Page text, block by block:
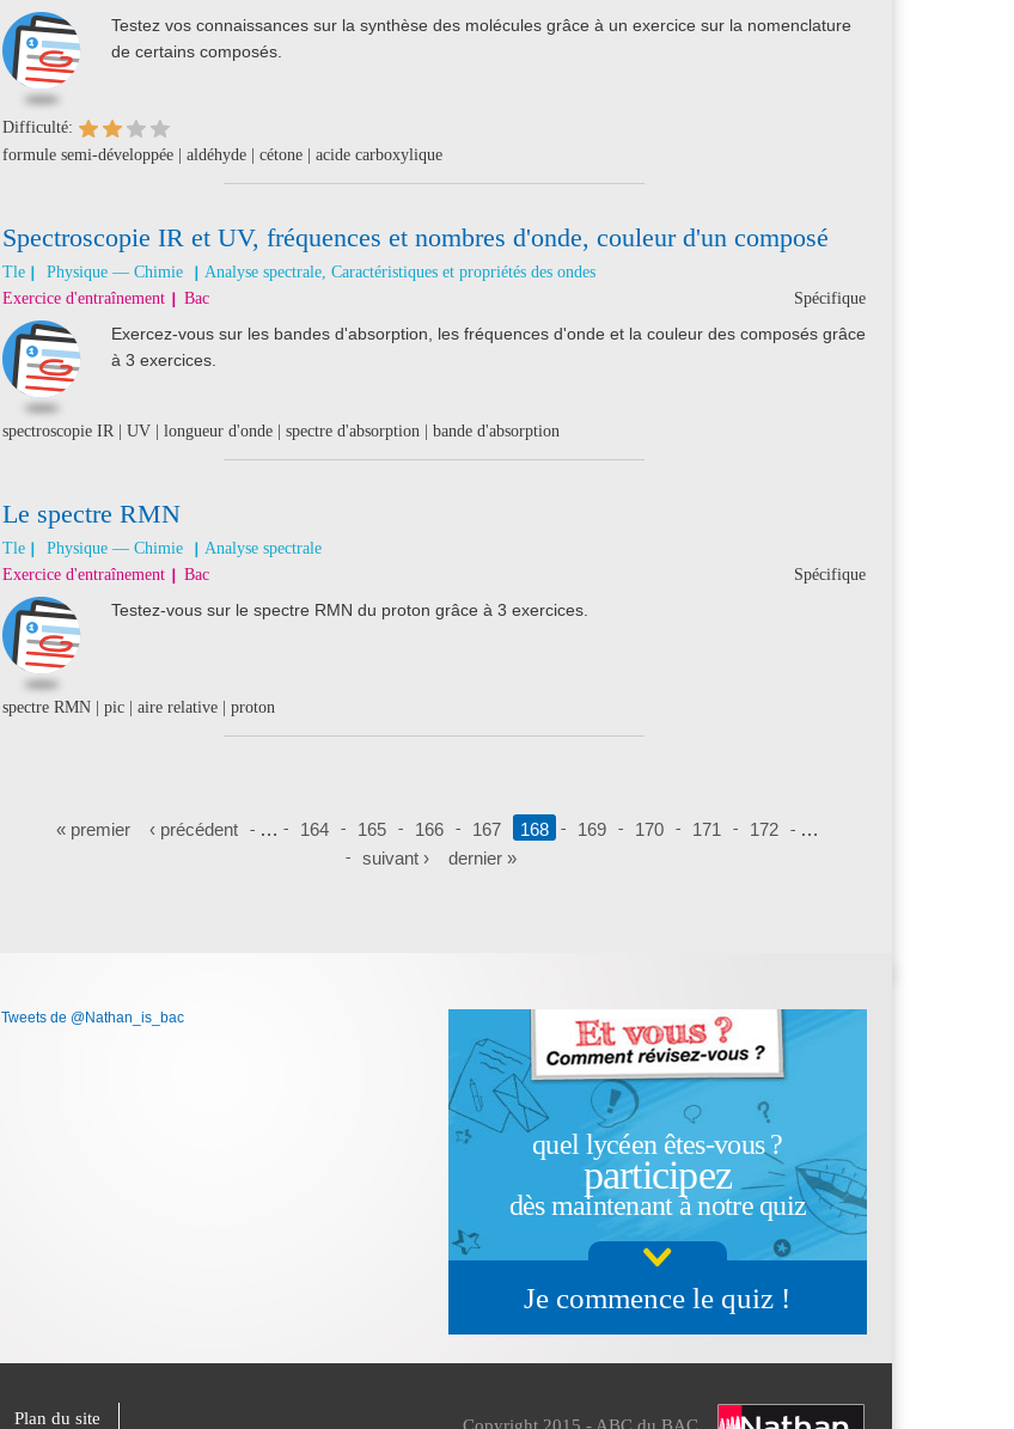
Testez vos connaissances sur la synthèse des molécules grâce à un exercice sur la nomenclature
de certains composés.
Difficulté:
formule semi-développée | aldéhyde | cétone | acide carboxylique
Spectroscopie IR et UV, fréquences et nombres d'onde, couleur d'un composé
Tle Physique — Chimie
Analyse spectrale, Caractéristiques et propriétés des ondes
Spécifique
Exercice d'entraînement Bac
Exercez-vous sur les bandes d'absorption, les fréquences d'onde et la couleur des composés grâce
à 3 exercices.
spectroscopie IR | UV | longueur d'onde | spectre d'absorption | bande d'absorption
Le spectre RMN
Tle Physique — Chimie
Analyse spectrale
Spécifique
Exercice d'entraînement Bac
Testez-vous sur le spectre RMN du proton grâce à 3 exercices.
spectre RMN | pic | aire relative | proton
Pages« premier ‹ précédent … 164 165 166 167 168 169 170 171 172
…
suivant ›
dernier »
Tweets de @Nathan_is_bac
quel lycéen êtes-vous ?
participez
dès maintenant à notre quiz
Je commence le quiz !
Plan du site